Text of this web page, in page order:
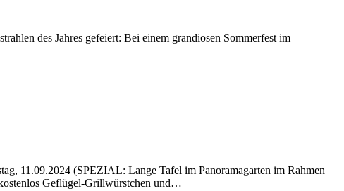
des Jahres gefeiert: Bei einem grandiosen Sommerfest im
11.09.2024 (SPEZIAL: Lange Tafel im Panoramagarten im Rahmen
Geflügel-Grillwürstchen und…